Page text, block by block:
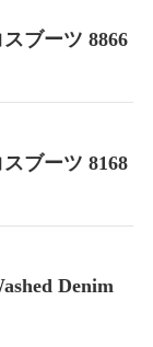
ブーツ 8866
ブーツ 8168
Denim